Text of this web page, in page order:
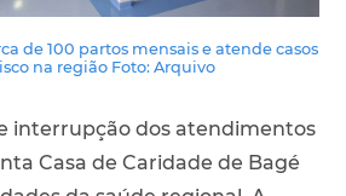
de 100 partos mensais e atende casos
na região Foto: Arquivo
interrupção dos atendimentos
Casa de Caridade de Bagé